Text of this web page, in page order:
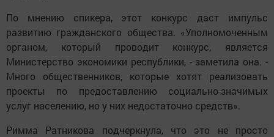
По мнению спикера, этот конкурс даст импульс
развитию гражданского общества. «Уполномоченным
органом, который проводит конкурс, является
Министерство экономики республики, - заметила она. -
Много общественников, которые хотят реализовать
проекты по предоставлению социально-значимых
услуг населению, но у них недостаточно средств».
Римма Ратникова подчеркнула, что это не просто